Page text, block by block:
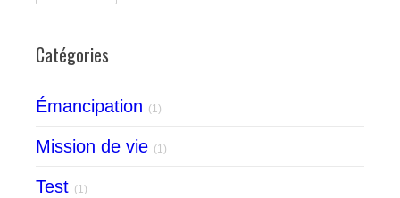
Catégories
Émancipation (1)
Mission de vie (1)
Test (1)